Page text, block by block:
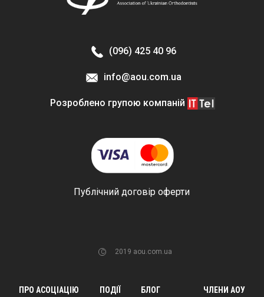
(096) 425 40 96
info@aou.com.ua
Розроблено групою компаній
Публічний договір оферти
C 2019 aou.com.ua
ПРО АСОЦІАЦІЮ ПОДІЇ БЛОГ ЧЛЕНИ АОУ